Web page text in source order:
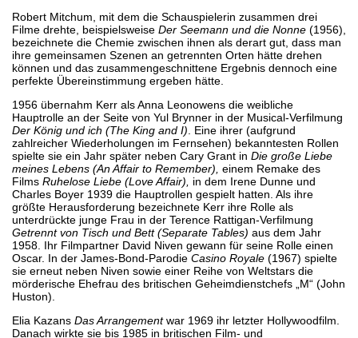
Robert Mitchum, mit dem die Schauspielerin zusammen drei
Filme drehte, beispielsweise Der Seemann und die Nonne (1956),
bezeichnete die Chemie zwischen ihnen als derart gut, dass man
ihre gemeinsamen Szenen an getrennten Orten hätte drehen
können und das zusammengeschnittene Ergebnis dennoch eine
perfekte Übereinstimmung ergeben hätte.
1956 übernahm Kerr als Anna Leonowens die weibliche
Hauptrolle an der Seite von Yul Brynner in der Musical-Verfilmung
Der König und ich (The King and I) . Eine ihrer (aufgrund
zahlreicher Wiederholungen im Fernsehen) bekanntesten Rollen
spielte sie ein Jahr später neben Cary Grant in Die große Liebe
meines Lebens (An Affair to Remember), einem Remake des
Films Ruhelose Liebe (Love Affair),
in dem Irene Dunne und
Charles Boyer 1939 die Hauptrollen gespielt hatten. Als ihre
größte Herausforderung bezeichnete Kerr ihre Rolle als
unterdrückte junge Frau in der Terence Rattigan-Verfilmung
Getrennt von Tisch und Bett (Separate Tables) aus dem Jahr
1958. Ihr Filmpartner David Niven gewann für seine Rolle einen
Oscar. In der James-Bond-Parodie Casino Royale (1967) spielte
sie erneut neben Niven sowie einer Reihe von Weltstars die
mörderische Ehefrau des britischen Geheimdienstchefs „M“ (John
Huston).
Elia Kazans Das Arrangementwar 1969 ihr letzter Hollywoodfilm.
Danach wirkte sie bis 1985 in britischen Film- und